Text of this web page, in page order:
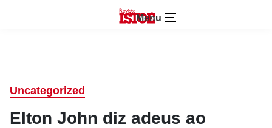
Menu
Uncategorized
Elton John diz adeus ao